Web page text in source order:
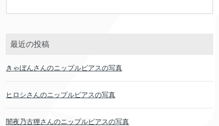
最近の投稿
きゃぼんさんのニップルピアスの写真
ヒロシさんのニップルピアスの写真
闇夜乃古狸さんのニップルピアスの写真